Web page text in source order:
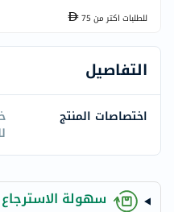
للطلبات اكتر من75
التفاصيل
اختصاصات المنتج
سهولة الاسترجاع